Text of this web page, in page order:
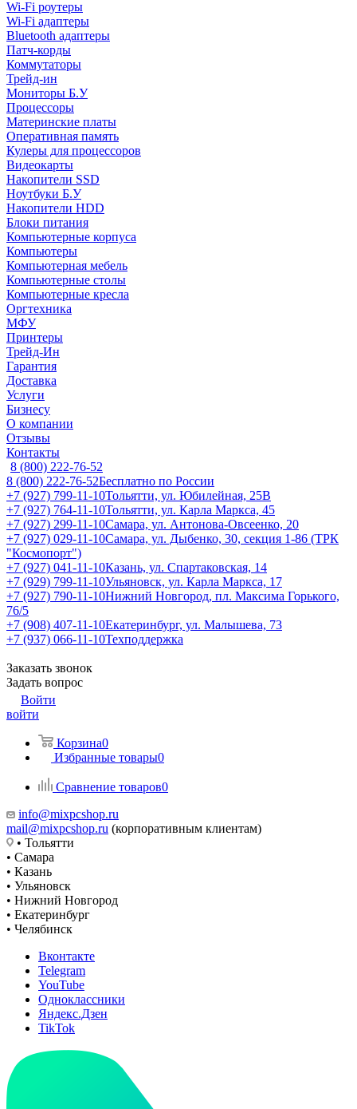
Wi-Fi роутеры
Wi-Fi адаптеры
Bluetooth адаптеры
Патч-корды
Коммутаторы
Трейд-ин
Мониторы Б.У
Процессоры
Материнские платы
Оперативная память
Кулеры для процессоров
Видеокарты
Накопители SSD
Ноутбуки Б.У
Накопители HDD
Блоки питания
Компьютерные корпуса
Компьютеры
Компьютерная мебель
Компьютерные столы
Компьютерные кресла
Оргтехника
МФУ
Принтеры
Трейд-Ин
Гарантия
Доставка
Услуги
Бизнесу
О компании
Отзывы
Контакты
8 (800) 222-76-52
8 (800) 222-76-52Бесплатно по России
+7 (927) 799-11-10Тольятти, ул. Юбилейная, 25В
+7 (927) 764-11-10Тольятти, ул. Карла Маркса, 45
+7 (927) 299-11-10Самара, ул. Антонова-Овсеенко, 20
+7 (927) 029-11-10Самара, ул. Дыбенко, 30, секция 1-86 (ТРК
"Космопорт")
+7 (927) 041-11-10Казань, ул. Спартаковская, 14
+7 (929) 799-11-10Ульяновск, ул. Карла Маркса, 17
+7 (927) 790-11-10Нижний Новгород, пл. Максима Горького,
76/5
+7 (908) 407-11-10Екатеринбург, ул. Малышева, 73
+7 (937) 066-11-10Техподдержка
Заказать звонок
Задать вопрос
Войти
войти
Корзина0
Избранные товары0
Сравнение товаров0
info@mixpcshop.ru
mail@mixpcshop.ru (корпоративным клиентам)
• Тольятти
• Самара
• Казань
• Ульяновск
• Нижний Новгород
• Екатеринбург
• Челябинск
Вконтакте
Telegram
YouTube
Одноклассники
Яндекс.Дзен
TikTok